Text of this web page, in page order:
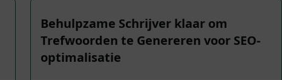
Behulpzame Schrijver klaar om
Trefwoorden te Genereren voor SEO-
optimalisatie